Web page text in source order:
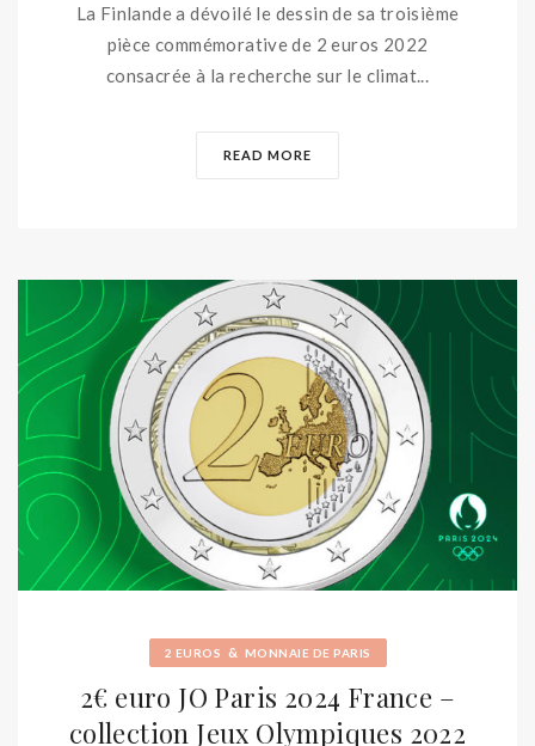
La Finlande a dévoilé le dessin de sa troisième
pièce commémorative de 2 euros 2022
consacrée à la recherche sur le climat...
READ MORE
2 EUROS & MONNAIE DE PARIS
2€ euro JO Paris 2024 France –
collection Jeux Olympiques 2022